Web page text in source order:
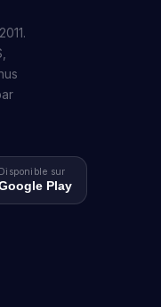
Disponible sur
Play